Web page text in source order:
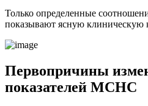
Только определенные
показывают ясную клиническую
Первопричины
показателей МСНС